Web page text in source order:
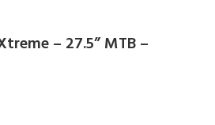
– 27.5” MTB –